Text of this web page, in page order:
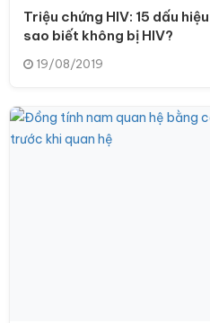
Triệu chứng HIV: 15 dấu
sao biết không bị HIV?
19/08/2019